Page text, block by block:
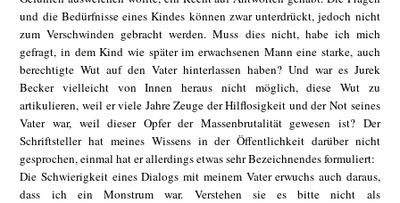
und die Bedürfnisse eines Kindes können zwar unterdrückt, jedoch nicht
zum Verschwinden gebracht werden. Muss dies nicht, habe ich mich
gefragt, in dem Kind wie später im erwachsenen Mann eine starke, auch
berechtigte Wut auf den Vater hinterlassen haben? Und war es Jurek
Becker vielleicht von Innen heraus nicht möglich, diese Wut zu
artikulieren, weil er viele Jahre Zeuge der Hilflosigkeit und der Not seines
Vater war, weil dieser Opfer der Massenbrutalität gewesen ist? Der
Schriftsteller hat meines Wissens in der Öffentlichkeit darüber nicht
gesprochen, einmal hat er allerdings etwas sehr Bezeichnendes formuliert:
Die Schwierigkeit eines Dialogs mit meinem Vater erwuchs auch daraus,
dass ich ein Monstrum war. Verstehen sie es bitte nicht als